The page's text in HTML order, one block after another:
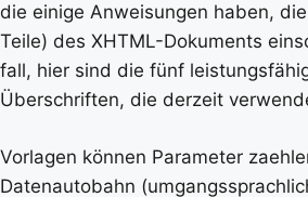
die einige Anweisungen haben,
Teile) des XHTML-Dokuments
fall, hier sind die fünf
Überschriften, die derzeit
Vorlagen können Parameter
Datenautobahn